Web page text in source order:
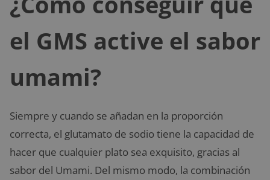
el GMS active el sabor
umami?
Siempre y cuando se añadan en la proporción
correcta, el glutamato de sodio tiene la capacidad de
hacer que cualquier plato sea exquisito, gracias al
sabor del Umami. Del mismo modo, la combinación